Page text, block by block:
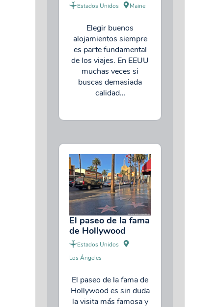
Estados Unidos Maine
Elegir buenos
alojamientos siempre
es parte fundamental
de los viajes. En EEUU
muchas veces si
buscas demasiada
calidad…
El paseo de la fama
de Hollywood
Estados Unidos
Los Ángeles
El paseo de la fama de
Hollywood es sin duda
la visita más famosa y